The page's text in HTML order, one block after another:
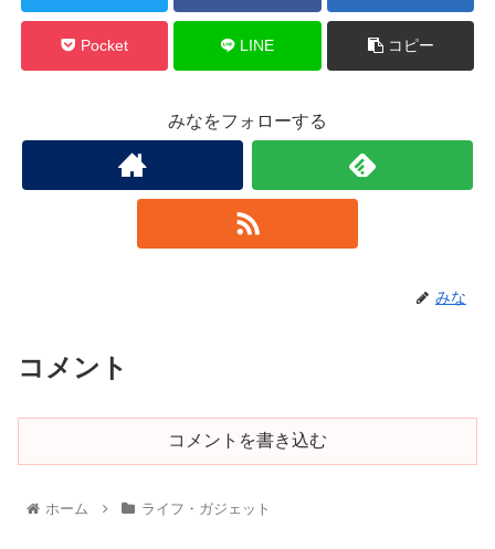
Pocket LINE コピー
みなをフォローする
みな
コメント
コメントを書き込む
ホーム ライフ・ガジェット